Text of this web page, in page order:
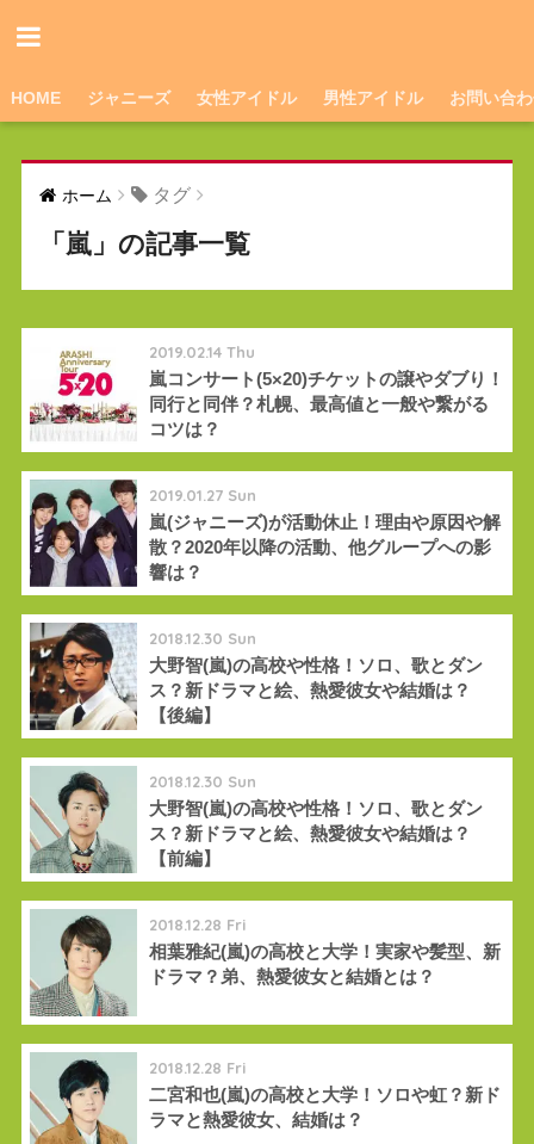
HOME ジャニーズ 女性アイドル 男性アイドル お問い合
ホーム タグ
「嵐」の記事一覧
2019.02.14 Thu
嵐コンサート(5×20)チケットの譲やダブり！
同行と同伴？札幌、最高値と一般や繋がる
コツは？
2019.01.27 Sun
嵐(ジャニーズ)が活動休止！理由や原因や解
散？2020年以降の活動、他グループへの影
響は？
2018.12.30 Sun
大野智(嵐)の高校や性格！ソロ、歌とダン
ス？新ドラマと絵、熱愛彼女や結婚は？
【後編】
2018.12.30 Sun
大野智(嵐)の高校や性格！ソロ、歌とダン
ス？新ドラマと絵、熱愛彼女や結婚は？
【前編】
2018.12.28 Fri
相葉雅紀(嵐)の高校と大学！実家や髪型、新
ドラマ？弟、熱愛彼女と結婚とは？
2018.12.28 Fri
二宮和也(嵐)の高校と大学！ソロや虹？新ド
ラマと熱愛彼女、結婚は？